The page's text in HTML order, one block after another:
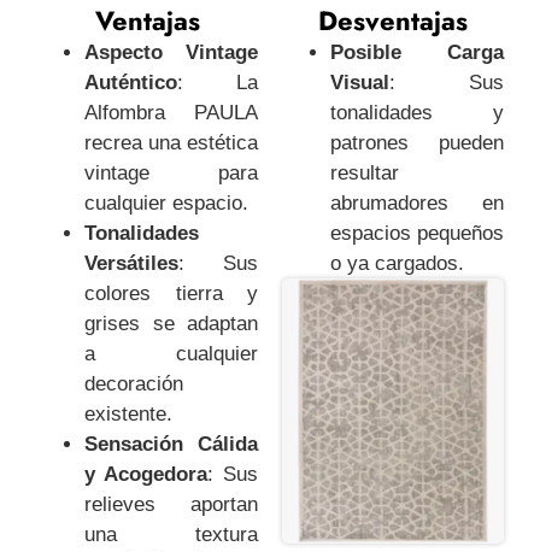
Ventajas
Aspecto Vintage
Auténtico: La
Alfombra PAULA
recrea una estética
vintage para
cualquier espacio.
Tonalidades
Versátiles: Sus
colores tierra y
grises se adaptan
a cualquier
decoración
existente.
Sensación Cálida
y Acogedora: Sus
relieves aportan
una textura
Desventajas
Posible Carga
Visual: Sus
tonalidades y
patrones pueden
resultar
abrumadores en
espacios pequeños
o ya cargados.